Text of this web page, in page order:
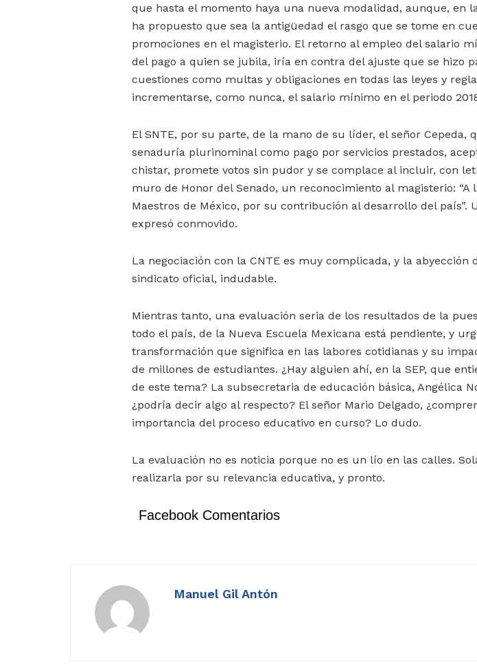
que hasta el momento haya una nueva modalidad, aunque, en
ha propuesto que sea la antigüedad el rasgo que se tome en
promociones en el magisterio. El retorno al empleo del salario
del pago a quien se jubila, iría en contra del ajuste que se hizo
cuestiones como multas y obligaciones en todas las leyes y
incrementarse, como nunca, el salario mínimo en el periodo
El SNTE, por su parte, de la mano de su líder, el señor Cepeda,
senaduría plurinominal como pago por servicios prestados,
chistar, promete votos sin pudor y se complace al incluir, con
muro de Honor del Senado, un reconocimiento al magisterio: “A
Maestros de México, por su contribución al desarrollo del país”.
expresó conmovido.
La negociación con la CNTE es muy complicada, y la abyección
sindicato oficial, indudable.
Mientras tanto, una evaluación seria de los resultados de la
todo el país, de la Nueva Escuela Mexicana está pendiente, y
transformación que significa en las labores cotidianas y su
de millones de estudiantes. ¿Hay alguien ahí, en la SEP, que
de este tema? La subsecretaria de educación básica, Angélica
¿podría decir algo al respecto? El señor Mario Delgado,
importancia del proceso educativo en curso? Lo dudo.
La evaluación no es noticia porque no es un lío en las calles.
realizarla por su relevancia educativa, y pronto.
Facebook Comentarios
Manuel Gil Antón